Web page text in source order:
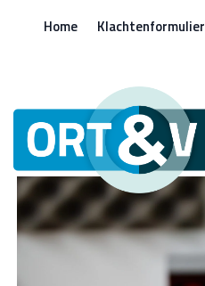
Home Klachtenformulier